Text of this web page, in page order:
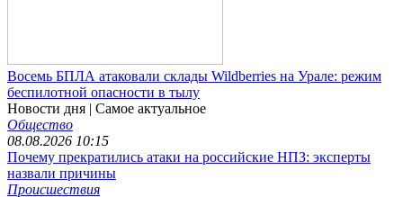
Восемь БПЛА атаковали склады Wildberries на Урале: режим
беспилотной опасности в тылу
Новости дня | Самое актуальное
Общество
08.08.2026 10:15
Почему прекратились атаки на российские НПЗ: эксперты
назвали причины
Происшествия